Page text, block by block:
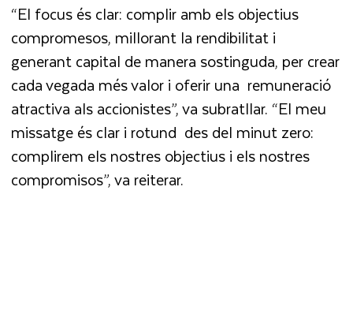
“El focus és clar: complir amb els objectius
compromesos, millorant la rendibilitat i
generant capital de manera sostinguda, per crear
cada vegada més valor i oferir una remuneració
atractiva als accionistes”, va subratllar. “El meu
missatge és clar i rotund des del minut zero:
complirem els nostres objectius i els nostres
compromisos”, va reiterar.